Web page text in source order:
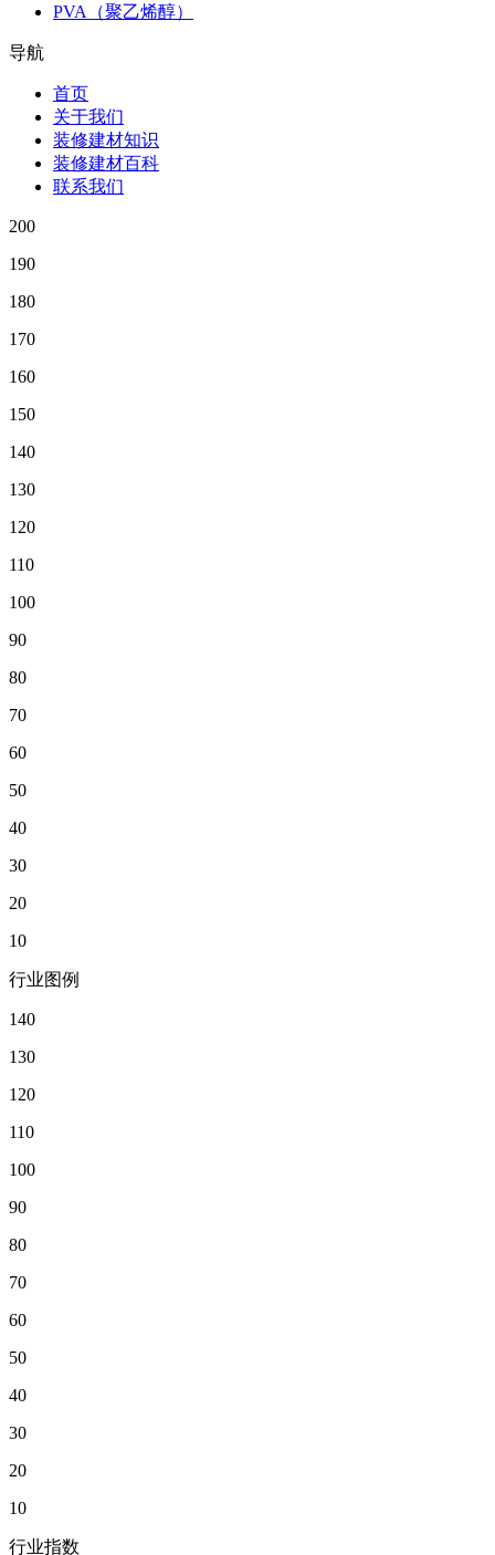
PVA（聚乙烯醇）
导航
首页
关于我们
装修建材知识
装修建材百科
联系我们
200
190
180
170
160
150
140
130
120
110
100
90
80
70
60
50
40
30
20
10
行业图例
140
130
120
110
100
90
80
70
60
50
40
30
20
10
行业指数